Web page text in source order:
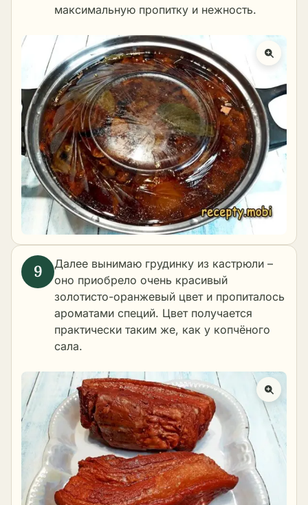
максимальную пропитку и нежность.
Далее вынимаю грудинку из кастрюли –
оно приобрело очень красивый
золотисто-оранжевый цвет и пропиталось
ароматами специй. Цвет получается
практически таким же, как у копчёного
сала.